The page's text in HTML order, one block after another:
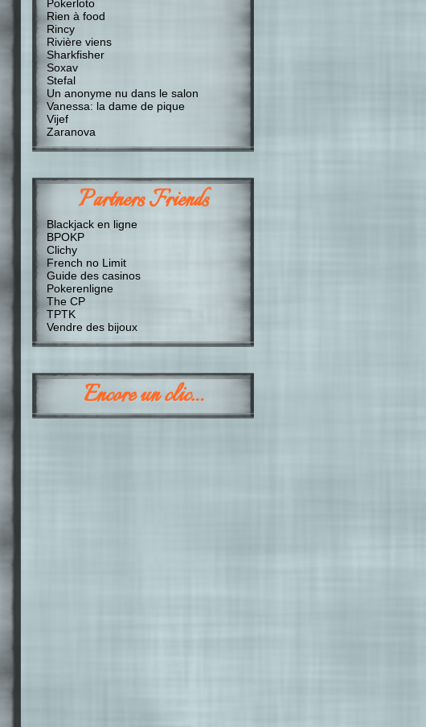
Pokerloto
Rien à food
Rincy
Rivière viens
Sharkfisher
Soxav
Stefal
Un anonyme nu dans le salon
Vanessa: la dame de pique
Vijef
Zaranova
Partners Friends
Blackjack en ligne
BPOKP
Clichy
French no Limit
Guide des casinos
Pokerenligne
The CP
TPTK
Vendre des bijoux
Encore un clic…